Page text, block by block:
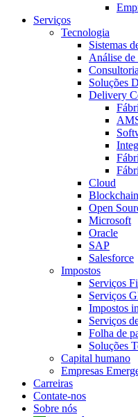
Serviços
Tecnologia
Sistemas
Análise de
Soluções
Delivery
Cloud
Blockchain
Open
Microsoft
Oracle
SAP
Salesforce
Impostos
Serviços
Serviços
Impostos
Serviços
Folha de
Soluções
Capital humano
Empresas
Carreiras
Contate-nos
Sobre nós